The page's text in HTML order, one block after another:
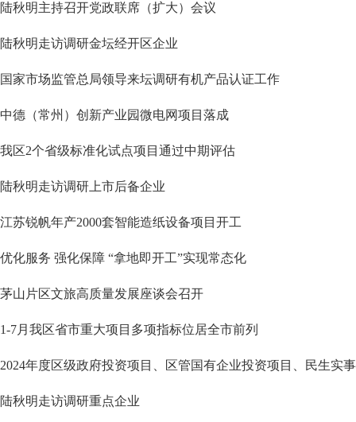
陆秋明主持召开党政联席（扩大）会议
陆秋明走访调研金坛经开区企业
国家市场监管总局领导来坛调研有机产品认证工作
中德（常州）创新产业园微电网项目落成
我区2个省级标准化试点项目通过中期评估
陆秋明走访调研上市后备企业
江苏锐帆年产2000套智能造纸设备项目开工
优化服务 强化保障 “拿地即开工”实现常态化
茅山片区文旅高质量发展座谈会召开
1-7月我区省市重大项目多项指标位居全市前列
2024年度区级政府投资项目、区管国有企业投资项目、民生实
陆秋明走访调研重点企业